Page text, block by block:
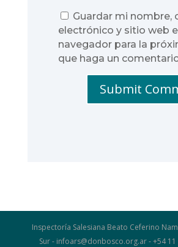
Guardar mi nombre,
electrónico y sitio web
navegador para la
que haga un
Submit
Inspectoría Salesiana Beato Ceferino
Sur - infoars@donbosco.org.ar - +54